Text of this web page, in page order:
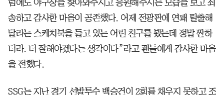
럼에도 야구장을 찾아와주시고 응원해주시는 모습을 보고 죄
송하고 감사한 마음이 공존했다. 어제 전광판에 연패 탈출해
달라는 스케치북을 들고 있는 어린 친구를 봤는데 정말 짠하
더라. 더 잘해야겠다는 생각이다”라고 팬들에게 감사한 마음
을 전했다.
SSG는 지난 경기 선발투수 백승건이 2회를 채우지 못하고 조